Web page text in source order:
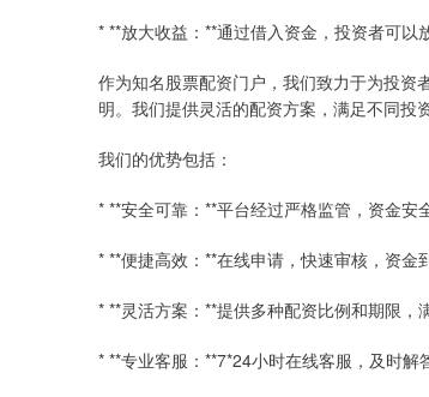
* **放大收益：**通过借入资金，投资者可以
作为知名股票配资门户，我们致力于为投资
明。我们提供灵活的配资方案，满足不同投
我们的优势包括：
* **安全可靠：**平台经过严格监管，资金安
* **便捷高效：**在线申请，快速审核，资金
* **灵活方案：**提供多种配资比例和期限，
* **专业客服：**7*24小时在线客服，及时解